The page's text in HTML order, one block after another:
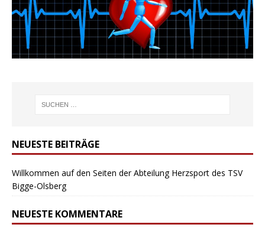
NEUESTE BEITRÄGE
Willkommen auf den Seiten der Abteilung Herzsport des TSV
Bigge-Olsberg
NEUESTE KOMMENTARE